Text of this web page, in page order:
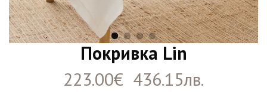
Покривка Lin
223.00€ 436.15лв.